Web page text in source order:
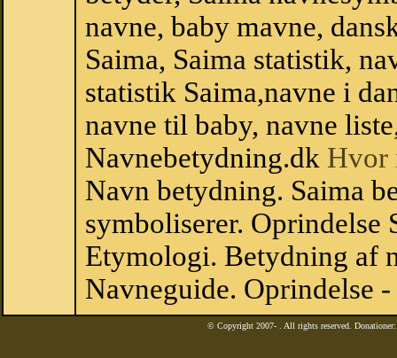
navne, baby mavne,
Saima, Saima statistik,
statistik Saima,navne i
navne til baby, navne
Navnebetydning.dk Hvor
Navn betydning. Saima
symboliserer. Oprindelse
Etymologi. Betydning af
Navneguide. Oprindelse
© Copyright 2007- . All rights reserved.